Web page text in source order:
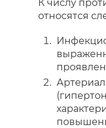
К числу
относятся